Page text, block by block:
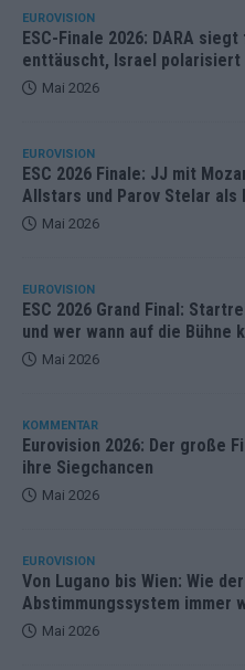
EUROVISION
ESC-Finale 2026: DARA
enttäuscht, Israel polarisiert
Mai 2026
EUROVISION
ESC 2026 Finale: JJ mit
Allstars und Parov Stelar als
Mai 2026
EUROVISION
ESC 2026 Grand Final:
und wer wann auf die Bühne
Mai 2026
KOMMENTAR
Eurovision 2026: Der große
ihre Siegchancen
Mai 2026
EUROVISION
Von Lugano bis Wien: Wie
Abstimmungssystem immer
Mai 2026